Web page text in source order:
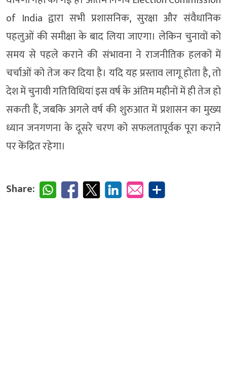
of India द्वारा सभी प्रशासनिक, सुरक्षा और संवैधानिक
पहलुओं की समीक्षा के बाद लिया जाएगा। लेकिन चुनावों को
समय से पहले कराने की संभावना ने राजनीतिक हलकों में
चर्चाओं को तेज कर दिया है। यदि यह प्रस्ताव लागू होता है, तो
देश में चुनावी गतिविधियां इस वर्ष के अंतिम महीनों में ही तेज हो
सकती हैं, जबकि अगले वर्ष की शुरुआत में प्रशासन का मुख्य
ध्यान जनगणना के दूसरे चरण को सफलतापूर्वक पूरा कराने
पर केंद्रित रहेगा।
Share: